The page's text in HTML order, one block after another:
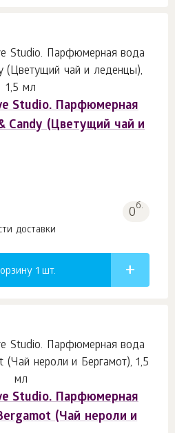
Studio. Парфюмерная
Candy (Цветущий чай и
0б.
доставки
1 шт.
Studio. Парфюмерная
(Чай нероли и